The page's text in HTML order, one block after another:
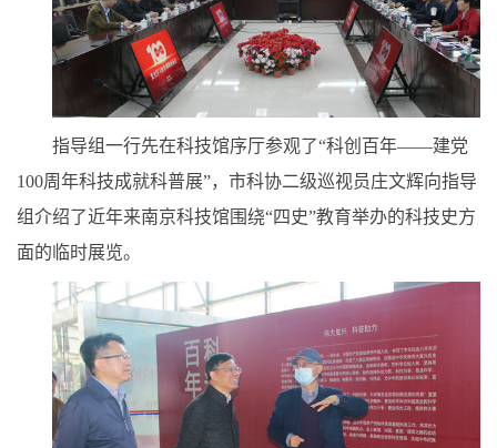
指导组一行先在科技馆序厅参观了“科创百年——建党
100周年科技成就科普展”，市科协二级巡视员庄文辉向指导
组介绍了近年来南京科技馆围绕“四史”教育举办的科技史方
面的临时展览。